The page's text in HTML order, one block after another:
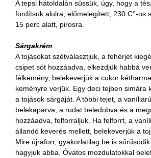
A tepsi hátoldalán süssük, úgy, hogy a
fordítsuk alulra, előmelegített, 230 C°-os
15 perc alatt, pirosra.
Sárgakrém
A tojásokat szétválasztjuk, a fehérjét
csipet sót hozzáadva, elkezdjük habbá
félkemény, belekeverjük a cukor
keményre verjük. Egy deci tejben simára
a tojások sárgáját. A többi tejet, a
belekaparva, a rudat beledobva és a
hozzáadva, felforraljuk. Ha felforrt, a
állandó keverés mellett, belekeverjük a
Mire újraforr, gyakorlatilag be is
hagyjuk abba. Óvatos mozdulatokkal